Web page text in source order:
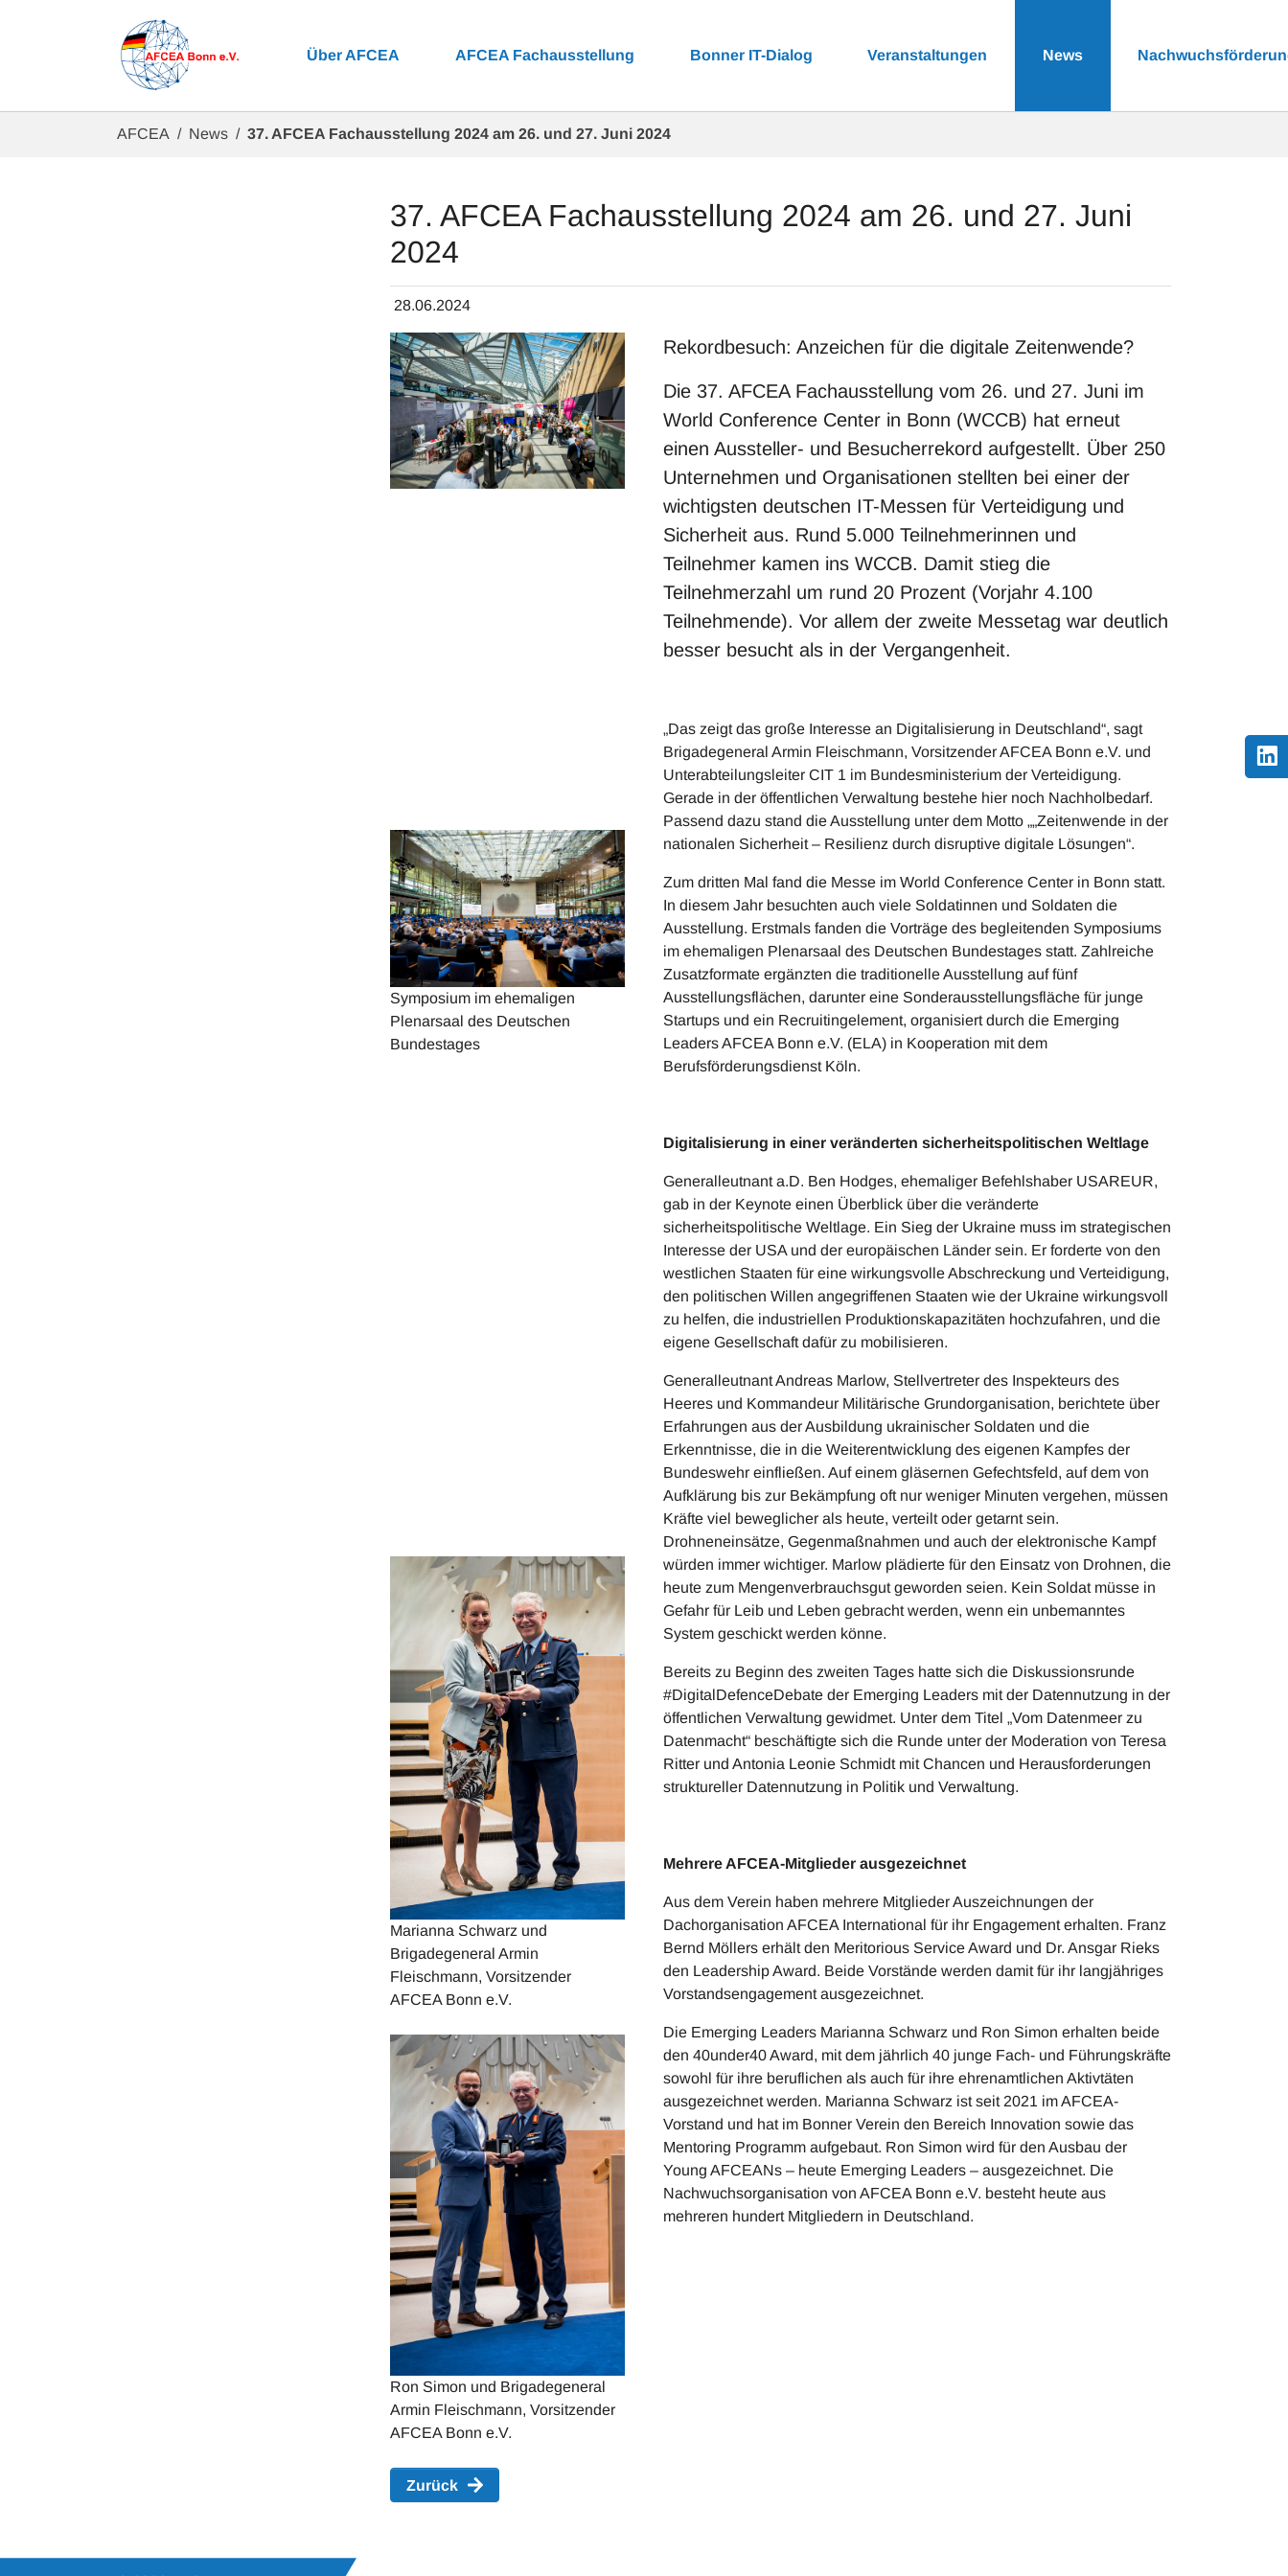
Über AFCEA AFCEA Fachausstellung Bonner IT-Dialog Veranstaltungen News
AFCEA News 37. AFCEA Fachausstellung 2024 am 26. und 27. Juni 2024
37. AFCEA Fachausstellung 2024 am 26. und 27. Juni
2024
28.06.2024
Symposium im ehemaligen
Plenarsaal des Deutschen
Bundestages
Marianna Schwarz und
Brigadegeneral Armin
Fleischmann, Vorsitzender
AFCEA Bonn e.V.
Ron Simon und Brigadegeneral
Armin Fleischmann, Vorsitzender
AFCEA Bonn e.V.
Rekordbesuch: Anzeichen für die digitale Zeitenwende?
Die 37. AFCEA Fachausstellung vom 26. und 27. Juni im
World Conference Center in Bonn (WCCB) hat erneut
einen Aussteller- und Besucherrekord aufgestellt. Über 250
Unternehmen und Organisationen stellten bei einer der
wichtigsten deutschen IT-Messen für Verteidigung und
Sicherheit aus. Rund 5.000 Teilnehmerinnen und
Teilnehmer kamen ins WCCB. Damit stieg die
Teilnehmerzahl um rund 20 Prozent (Vorjahr 4.100
Teilnehmende). Vor allem der zweite Messetag war deutlich
besser besucht als in der Vergangenheit.
„Das zeigt das große Interesse an Digitalisierung in Deutschland“, sagt
Brigadegeneral Armin Fleischmann, Vorsitzender AFCEA Bonn e.V. und
Unterabteilungsleiter CIT 1 im Bundesministerium der Verteidigung.
Gerade in der öffentlichen Verwaltung bestehe hier noch Nachholbedarf.
Passend dazu stand die Ausstellung unter dem Motto „„Zeitenwende in der
nationalen Sicherheit – Resilienz durch disruptive digitale Lösungen“.
Zum dritten Mal fand die Messe im World Conference Center in Bonn statt.
In diesem Jahr besuchten auch viele Soldatinnen und Soldaten die
Ausstellung. Erstmals fanden die Vorträge des begleitenden Symposiums
im ehemaligen Plenarsaal des Deutschen Bundestages statt. Zahlreiche
Zusatzformate ergänzten die traditionelle Ausstellung auf fünf
Ausstellungsflächen, darunter eine Sonderausstellungsfläche für junge
Startups und ein Recruitingelement, organisiert durch die Emerging
Leaders AFCEA Bonn e.V. (ELA) in Kooperation mit dem
Berufsförderungsdienst Köln.
Digitalisierung in einer veränderten sicherheitspolitischen Weltlage
Generalleutnant a.D. Ben Hodges, ehemaliger Befehlshaber USAREUR,
gab in der Keynote einen Überblick über die veränderte
sicherheitspolitische Weltlage. Ein Sieg der Ukraine muss im strategischen
Interesse der USA und der europäischen Länder sein. Er forderte von den
westlichen Staaten für eine wirkungsvolle Abschreckung und Verteidigung,
den politischen Willen angegriffenen Staaten wie der Ukraine wirkungsvoll
zu helfen, die industriellen Produktionskapazitäten hochzufahren, und die
eigene Gesellschaft dafür zu mobilisieren.
Generalleutnant Andreas Marlow, Stellvertreter des Inspekteurs des
Heeres und Kommandeur Militärische Grundorganisation, berichtete über
Erfahrungen aus der Ausbildung ukrainischer Soldaten und die
Erkenntnisse, die in die Weiterentwicklung des eigenen Kampfes der
Bundeswehr einfließen. Auf einem gläsernen Gefechtsfeld, auf dem von
Aufklärung bis zur Bekämpfung oft nur weniger Minuten vergehen, müssen
Kräfte viel beweglicher als heute, verteilt oder getarnt sein.
Drohneneinsätze, Gegenmaßnahmen und auch der elektronische Kampf
würden immer wichtiger. Marlow plädierte für den Einsatz von Drohnen, die
heute zum Mengenverbrauchsgut geworden seien. Kein Soldat müsse in
Gefahr für Leib und Leben gebracht werden, wenn ein unbemanntes
System geschickt werden könne.
Bereits zu Beginn des zweiten Tages hatte sich die Diskussionsrunde
#DigitalDefenceDebate der Emerging Leaders mit der Datennutzung in der
öffentlichen Verwaltung gewidmet. Unter dem Titel „Vom Datenmeer zu
Datenmacht“ beschäftigte sich die Runde unter der Moderation von Teresa
Ritter und Antonia Leonie Schmidt mit Chancen und Herausforderungen
struktureller Datennutzung in Politik und Verwaltung.
Mehrere AFCEA-Mitglieder ausgezeichnet
Aus dem Verein haben mehrere Mitglieder Auszeichnungen der
Dachorganisation AFCEA International für ihr Engagement erhalten. Franz
Bernd Möllers erhält den Meritorious Service Award und Dr. Ansgar Rieks
den Leadership Award. Beide Vorstände werden damit für ihr langjähriges
Vorstandsengagement ausgezeichnet.
Die Emerging Leaders Marianna Schwarz und Ron Simon erhalten beide
den 40under40 Award, mit dem jährlich 40 junge Fach- und Führungskräfte
sowohl für ihre beruflichen als auch für ihre ehrenamtlichen Aktivtäten
ausgezeichnet werden. Marianna Schwarz ist seit 2021 im AFCEA-
Vorstand und hat im Bonner Verein den Bereich Innovation sowie das
Mentoring Programm aufgebaut. Ron Simon wird für den Ausbau der
Young AFCEANs – heute Emerging Leaders – ausgezeichnet. Die
Nachwuchsorganisation von AFCEA Bonn e.V. besteht heute aus
mehreren hundert Mitgliedern in Deutschland.
Zurück